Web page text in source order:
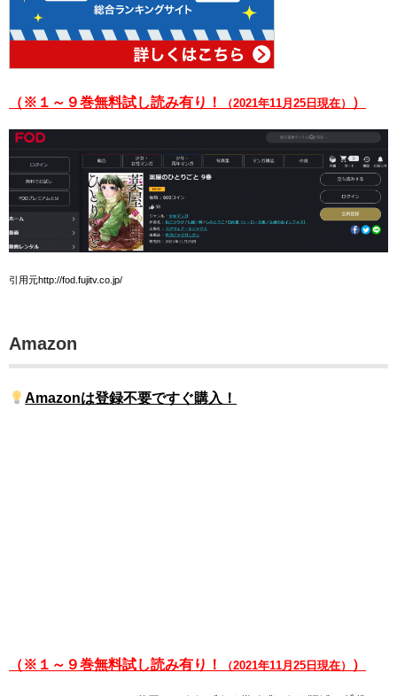
（※１～９巻無料試し読み有り！ （2021年11月25日現在） ）
引用元http://fod.fujitv.co.jp/
Amazon
Amazonは登録不要ですぐ購入！
（※１～９巻無料試し読み有り！ （2021年11月25日現在） ）